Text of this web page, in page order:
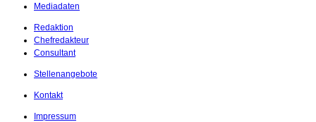
Mediadaten
Redaktion
Chefredakteur
Consultant
Stellenangebote
Kontakt
Impressum